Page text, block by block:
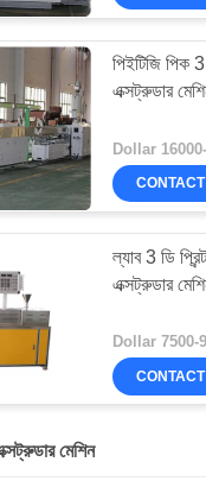
পিইটিজি পিক 3
এক্সট্রুডার
CONTACT
ল্যাব 3 ডি
এক্সট্রুডার
Dollar 7500-
CONTACT
মেশিন